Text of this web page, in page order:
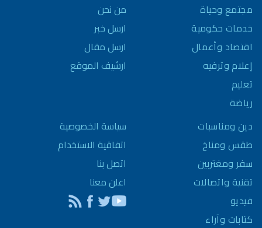
مجتمع وحياة
خدمات حكومية
اقتصاد وأعمال
إعلام وترفيه
تعليم
رياضة
دين ومناسبات
طقس ومناخ
سفر ومغتربين
تقنية واتصالات
فيديو
كتابات وآراء
من نحن
ارسل خبر
ارسل مقال
ارشيف الموقع
سياسة الخصوصية
اتفاقية الاستخدام
اتصل بنا
اعلن معنا